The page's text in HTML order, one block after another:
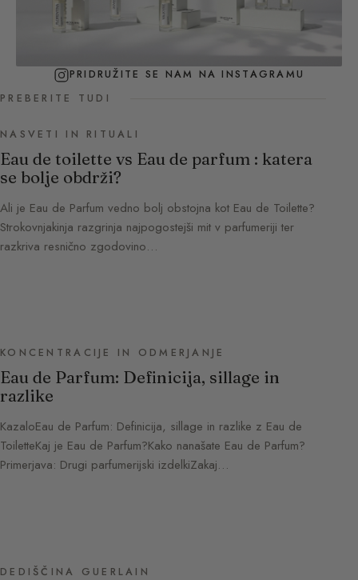
PRIDRUŽITE SE NAM NA INSTAGRAMU
PREBERITE TUDI
NASVETI IN RITUALI
Eau de toilette vs Eau de parfum : katera
se bolje obdrži?
Ali je Eau de Parfum vedno bolj obstojna kot Eau de Toilette?
Strokovnjakinja razgrinja najpogostejši mit v parfumeriji ter
razkriva resnično zgodovino…
KONCENTRACIJE IN ODMERJANJE
Eau de Parfum: Definicija, sillage in
razlike
KazaloEau de Parfum: Definicija, sillage in razlike z Eau de
ToiletteKaj je Eau de Parfum?Kako nanašate Eau de Parfum?
Primerjava: Drugi parfumerijski izdelkiZakaj…
DEDIŠČINA GUERLAIN